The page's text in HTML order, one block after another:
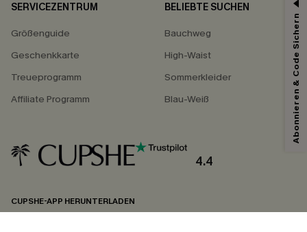
SERVICEZENTRUM
Größenguide
Geschenkkarte
Treueprogramm
Affiliate Programm
BELIEBTE SUCHEN
Bauchweg
High-Waist
Sommerkleider
Blau-Weiß
4.4
CUPSHE-APP HERUNTERLADEN
Abonnieren & Code Sichern